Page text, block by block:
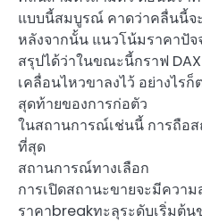
แบบนี้สมบูรณ์ คาดว่าคลื่นนี้จ
หลังจากนั้น แนวโน้มราคาปัจ
สรุปได้ว่าในขณะนี้กราฟ
เคลื่อนไหวขาลงไว้ อย่างไ
สุดท้ายของการก่อตัว
ในสถานการณ์เช่นนี้ การถือ
ที่สุด
สถานการณ์ทางเลือก
การเปิดสถานะขายจะมีควา
ราคาbreakทะลุระดับเริ่มต้